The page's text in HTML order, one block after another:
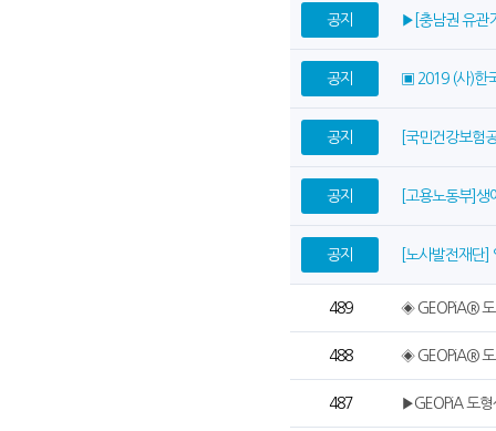
공지 ▶[충남권 유관
공지 ▣ 2019 (사)한
공지 [국민건강보험
공지 [고용노동부]생
공지 [노사발전재단]
489 ◈ GEOPiA® 도
488 ◈ GEOPiA® 도
487 ▶GEOPiA 도형